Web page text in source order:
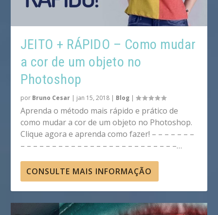
JEITO + RÁPIDO – Como mudar
a cor de um objeto no
Photoshop
por Bruno Cesar | jan 15, 2018 | Blog |
Aprenda o método mais rápido e prático de
como mudar a cor de um objeto no Photoshop.
Clique agora e aprenda como fazer! – – – – – – –
– – – – – – – – – – – – – – – – – – – – – – – – –…
CONSULTE MAIS INFORMAÇÃO